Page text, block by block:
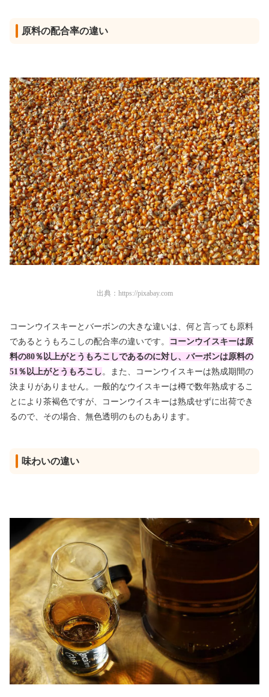
原料の配合率の違い
出典： https://pixabay.com
コーンウイスキーとバーボンの大きな違いは、何と言っても原料
であるとうもろこしの配合率の違いです。
コーンウイスキーは原
料の80％以上がとうもろこしであるのに対し、バーボンは原料の
51％以上がとうもろこし 。また、コーンウイスキーは熟成期間の
決まりがありません。一般的なウイスキーは樽で数年熟成するこ
とにより茶褐色ですが、コーンウイスキーは熟成せずに出荷でき
るので、その場合、無色透明のものもあります。
味わいの違い